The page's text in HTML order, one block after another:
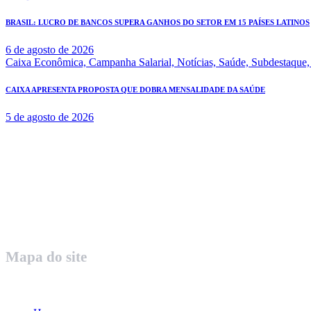
BRASIL: LUCRO DE BANCOS SUPERA GANHOS DO SETOR EM 15 PAÍSES LATINOS
6 de agosto de 2026
Caixa Econômica, Campanha Salarial, Notícias, Saúde, Subdestaque,
CAIXA APRESENTA PROPOSTA QUE DOBRA MENSALIDADE DA SAÚDE
5 de agosto de 2026
Mapa do site